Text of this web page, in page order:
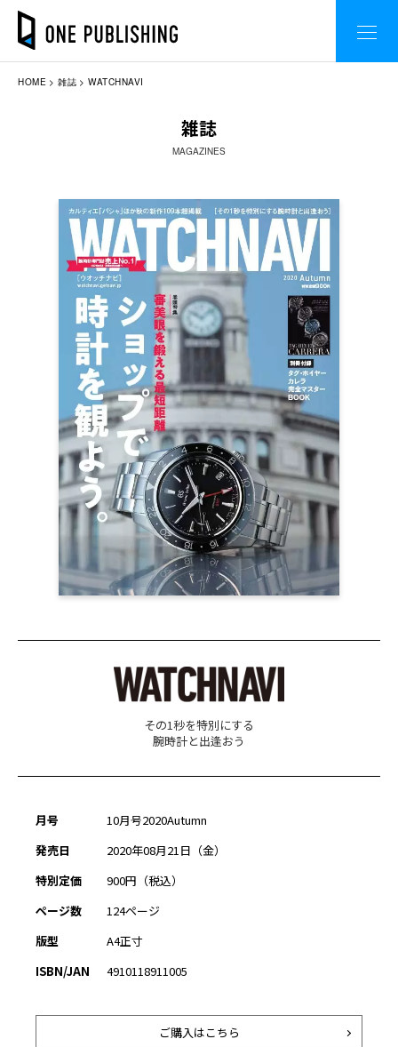
HOME 雑誌 WATCHNAVI
雑誌
MAGAZINES
その1秒を特別にする
腕時計と出逢おう
月号
10月号2020Autumn
発売日
2020年08月21日（金）
特別定価
900円（税込）
ページ数
124ページ
版型
A4正寸
ISBN/JAN
4910118911005
ご購入はこちら